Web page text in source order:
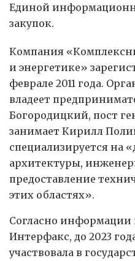
Единой
закупок.
Компания
и энергетике»
феврале 2011 года.
владеет
Богородицкий, пост
занимает Кирилл
специализируется на
архитектуры,
предоставление
этих областях».
Согласно
Интерфакс, до 2023
участвовала в